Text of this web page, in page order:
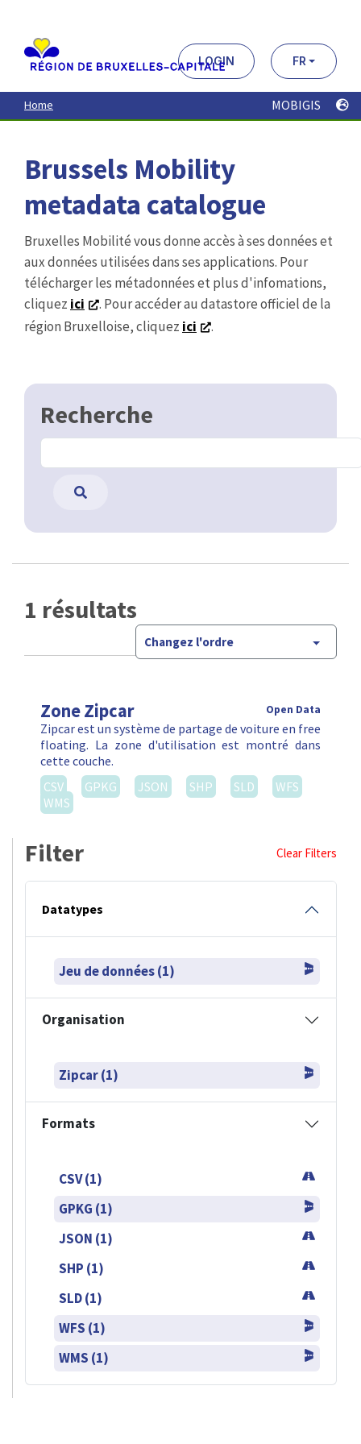
contenu
principal
LOGIN FR
Home MOBIGIS
Brussels Mobility
metadata catalogue
Bruxelles Mobilité vous donne accès à ses données et
aux données utilisées dans ses applications. Pour
télécharger les métadonnées et plus d'infomations,
cliquez ici
. Pour accéder au datastore officiel de la
région Bruxelloise, cliquez ici .
Recherche
1 résultats
Changez l'ordre
Zone Zipcar Open Data
Zipcar est un système de partage de voiture en free
floating. La zone d'utilisation est montré dans
cette couche.
CSV
GPKG JSON SHP SLD
WFS
WMS
Filter Clear Filters
Datatypes
Jeu de données (1)
Organisation
Zipcar (1)
Formats
CSV (1)
GPKG (1)
JSON (1)
SHP (1)
SLD (1)
WFS (1)
WMS (1)